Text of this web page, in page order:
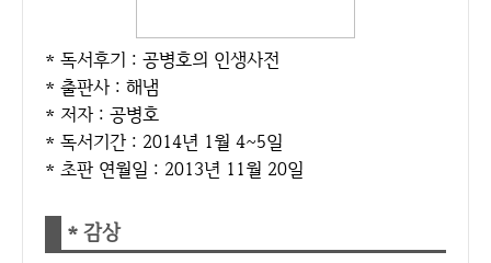
* 독서후기 : 공병호의 인생사전
* 출판사 : 해냄
* 저자 : 공병호
* 독서기간 : 2014년 1월 4~5일
* 초판 연월일 : 2013년 11월 20일
* 감상